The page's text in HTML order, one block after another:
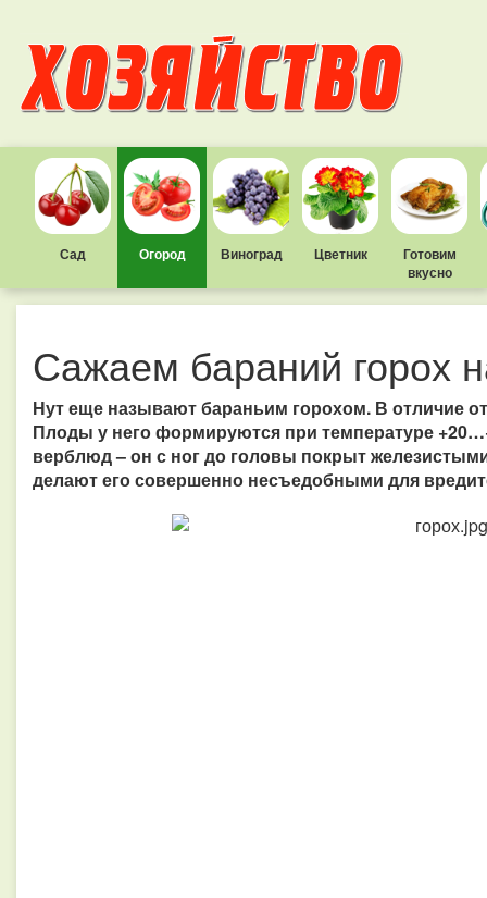
Сад Огород Виноград Цветник
Готовим
вкусно
Сажаем бараний горох
Нут еще называют бараньим горохом. В отличие
Плоды у него формируются при температуре
верблюд – он с ног до головы покрыт
делают его совершенно несъедобными для